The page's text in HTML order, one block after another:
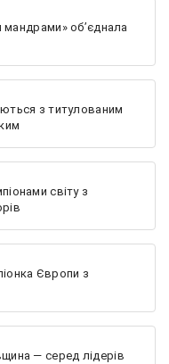
мандрами» об’єднала
з титулованим
світу з
Європи з
— серед лідерів